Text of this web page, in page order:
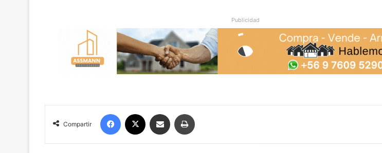
Publicidad
Compartir